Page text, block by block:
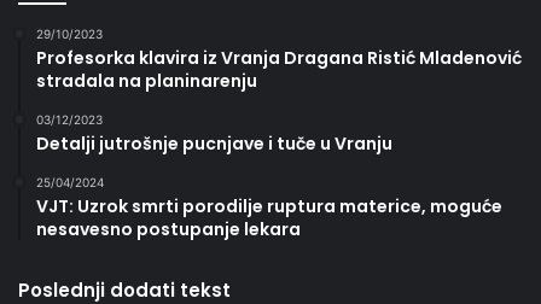
29/10/2023
Profesorka klavira iz Vranja Dragana Ristić Mladenović
stradala na planinarenju
03/12/2023
Detalji jutrošnje pucnjave i tuče u Vranju
25/04/2024
VJT: Uzrok smrti porodilje ruptura materice, moguće
nesavesno postupanje lekara
Poslednji dodati tekst